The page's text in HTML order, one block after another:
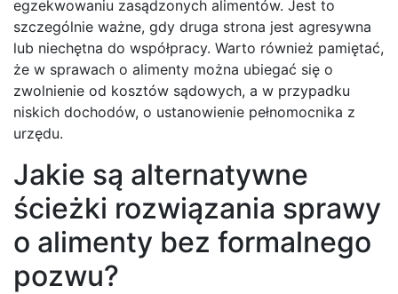
egzekwowaniu zasądzonych alimentów. Jest to
szczególnie ważne, gdy druga strona jest agresywna
lub niechętna do współpracy. Warto również pamiętać,
że w sprawach o alimenty można ubiegać się o
zwolnienie od kosztów sądowych, a w przypadku
niskich dochodów, o ustanowienie pełnomocnika z
urzędu.
Jakie są alternatywne
ścieżki rozwiązania sprawy
o alimenty bez formalnego
pozwu?